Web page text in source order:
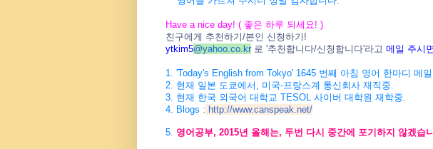
Have a nice day! ( 좋은 하루 되세요! )
친구에게 추천하기/본인 신청하기!
ytkim5@yahoo.co.kr 로 '추천합니다/신청합니다'라고 메일 주시
1. 'Today's English from Tokyo' 1645 번째 아침 영어 한마디 메
2. 현재 일본 도쿄에서, 미국-프랑스계 통신회사 재직중.
3. 현재 한국 외국어 대학교 TESOL 사이버 대학원 재학중.
4. Blogs : http://www.canspeak.net/
5. 영어공부, 2015년 올해는, 두번 다시 중간에 포기하지 않겠습